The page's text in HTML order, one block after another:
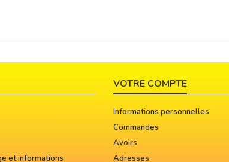
et informations
VOTRE COMPTE
Informations personnelles
Commandes
Avoirs
Adresses